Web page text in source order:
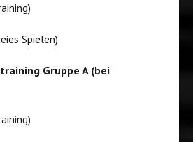
Spielen)
Gruppe A (bei